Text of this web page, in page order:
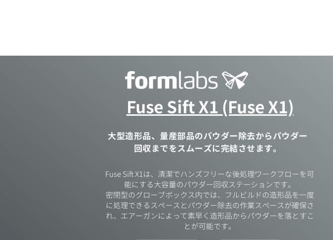
​Fuse Sift X1 (Fuse X1)
大型造形品、量産部品のパウダー除去からパウダー
回収までをスムーズに完結させます。
Fuse Sift X1は、清潔でハンズフリーな後処理ワークフローを可
能にする大容量のパウダー回収ステーションです。
​密閉型のグローブボックス内では、フルビルドの造形品を一度
に処理できるスペースとパウダー除去の作業スペースが確保さ
れ、エアーガンによって素早く造形品からパウダーを落とすこ
とが可能です。